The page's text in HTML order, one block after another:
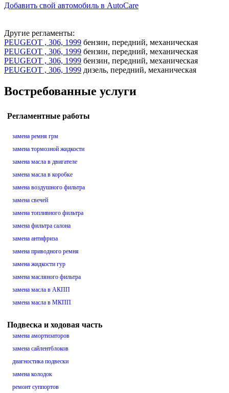
Добавить свой автомобиль в AutoCare
Другие регламенты:
PEUGEOT , 306, 1999 бензин, передний, механическая
PEUGEOT , 306, 1999 бензин, передний, механическая
PEUGEOT , 306, 1999 бензин, передний, механическая
PEUGEOT , 306, 1999 дизель, передний, механическая
Востребованные услуги
Регламентные работы
замена ремня грм
замена тормозной жидкости
замена масла в двигателе
замена масла в коробке
замена воздушного фильтра
замена свечей
замена топливного фильтра
замена фильтра салона
замена антифриза
замена приводного ремня
замена жидкости гур
замена масляного фильтра
замена масла в АКПП
замена масла в МКПП
Подвеска и ходовая часть
замена амортизаторов
замена сайлентблоков
диагностика подвески
замена колодок
ремонт суппортов